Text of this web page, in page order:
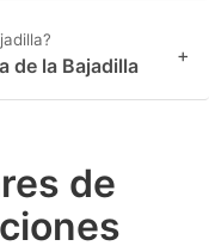
de la Bajadilla +
de